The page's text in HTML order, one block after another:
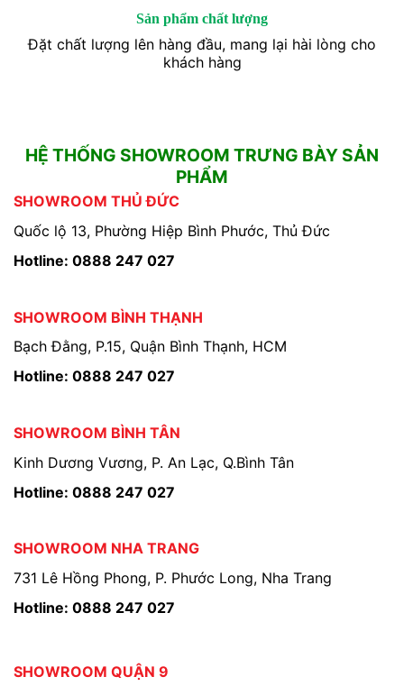
Sản phẩm chất lượng
Đặt chất lượng lên hàng đầu, mang lại hài lòng cho
khách hàng
HỆ THỐNG SHOWROOM TRƯNG BÀY SẢN
PHẨM
SHOWROOM THỦ ĐỨC
Quốc lộ 13, Phường Hiệp Bình Phước, Thủ Đức
Hotline: 0888 247 027
SHOWROOM BÌNH THẠNH
Bạch Đằng, P.15, Quận Bình Thạnh, HCM
Hotline: 0888 247 027
SHOWROOM BÌNH TÂN
Kinh Dương Vương, P. An Lạc, Q.Bình Tân
Hotline: 0888 247 027
SHOWROOM NHA TRANG
731 Lê Hồng Phong, P. Phước Long, Nha Trang
Hotline: 0888 247 027
SHOWROOM QUẬN 9